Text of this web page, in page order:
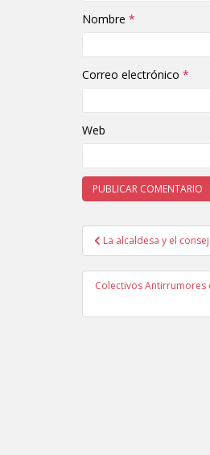
Nombre *
Correo electrónico *
Web
Navegación
La alcaldesa y el
Colectivos Antirrumores